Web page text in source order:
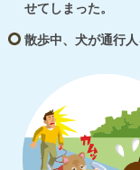
せてしまった。
散歩中、犬が通行